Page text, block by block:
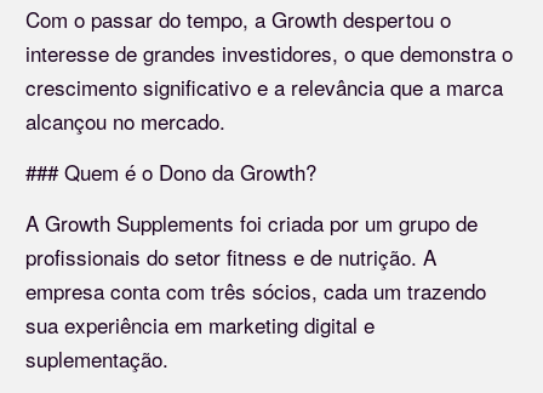
Com o passar do tempo, a Growth despertou o
interesse de grandes investidores, o que demonstra o
crescimento significativo e a relevância que a marca
alcançou no mercado.
### Quem é o Dono da Growth?
A Growth Supplements foi criada por um grupo de
profissionais do setor fitness e de nutrição. A
empresa conta com três sócios, cada um trazendo
sua experiência em marketing digital e
suplementação.